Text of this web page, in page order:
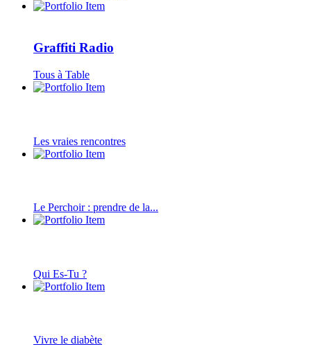
Graffiti Radio
Tous à Table
Les vraies rencontres
Le Perchoir : prendre de la...
Qui Es-Tu ?
Vivre le diabète